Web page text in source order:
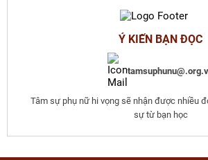
Ý KIẾN BẠN ĐỌC
Tâm sự phụ nữ hi vọng sẽ nhận được nhiều
sự từ bạn học